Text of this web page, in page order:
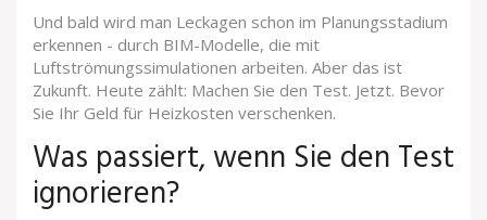
Und bald wird man Leckagen schon im Planungsstadium
erkennen - durch BIM-Modelle, die mit
Luftströmungssimulationen arbeiten. Aber das ist
Zukunft. Heute zählt: Machen Sie den Test. Jetzt. Bevor
Sie Ihr Geld für Heizkosten verschenken.
Was passiert, wenn Sie den Test
ignorieren?